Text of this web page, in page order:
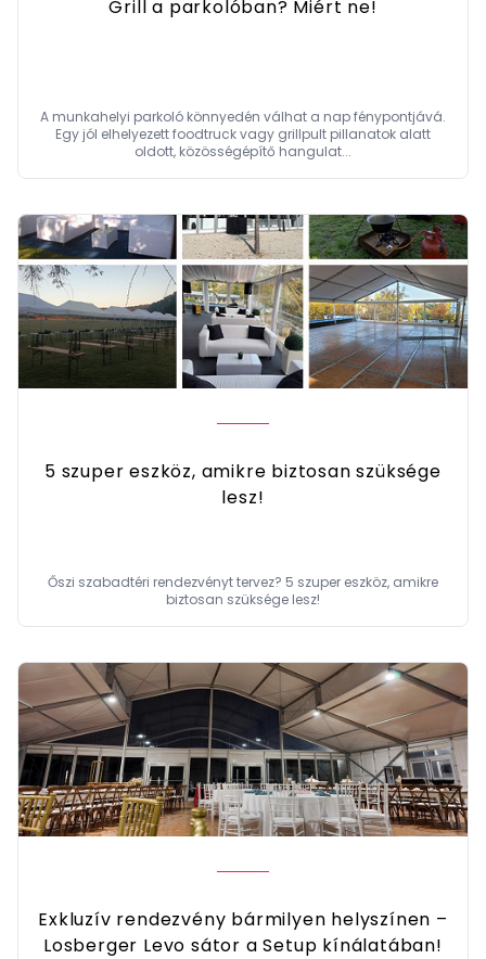
Grill a parkolóban? Miért ne!
A munkahelyi parkoló könnyedén válhat a nap fénypontjává.
Egy jól elhelyezett foodtruck vagy grillpult pillanatok alatt
oldott, közösségépítő hangulat...
5 szuper eszköz, amikre biztosan szüksége
lesz!
Őszi szabadtéri rendezvényt tervez? 5 szuper eszköz, amikre
biztosan szüksége lesz!
Exkluzív rendezvény bármilyen helyszínen –
Losberger Levo sátor a Setup kínálatában!